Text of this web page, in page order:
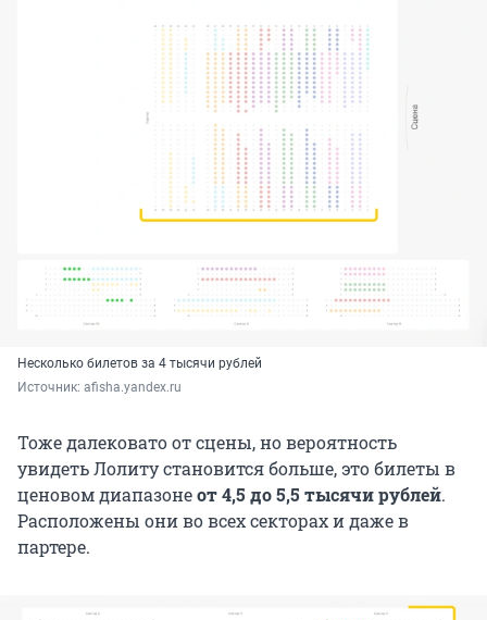
Несколько билетов за 4 тысячи рублей
Источник: afisha.yandex.ru
Тоже далековато от сцены, но вероятность
увидеть Лолиту становится больше, это билеты в
ценовом диапазонеот 4,5 до 5,5 тысячи рублей.
Расположены они во всех секторах и даже в
партере.